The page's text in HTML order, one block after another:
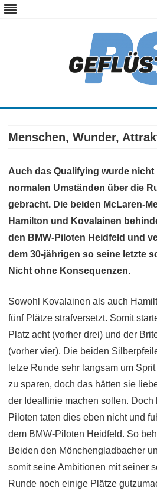
Skip
Menschen, Wunder,
Auch das Qualifying wurde nicht
normalen Umständen über die
gebracht. Die beiden McLaren-
Hamilton und Kovalainen
den BMW-Piloten Heidfeld und
dem 30-jährigen so seine letzte
Nicht ohne Konsequenzen.
Sowohl Kovalainen als auch
fünf Plätze strafversetzt. Somit
Platz acht (vorher drei) und der
(vorher vier). Die beiden
letze Runde sehr langsam um
zu sparen, doch das hätten sie
der Ideallinie machen sollen. Doch
Piloten taten dies eben nicht und
dem BMW-Piloten Heidfeld. So
Beiden den Mönchengladbacher
somit seine Ambitionen mit seiner
Runde noch einige Plätze